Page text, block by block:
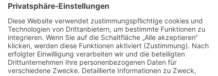
UNTERNEHMEN
Über uns
Kontakt